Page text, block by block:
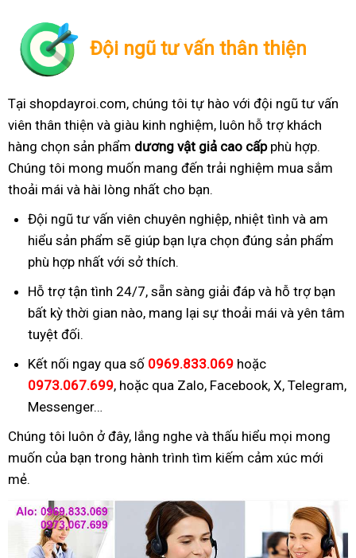
Đội ngũ tư vấn thân thiện
Tại shopdayroi.com, chúng tôi tự hào với đội ngũ tư vấn
viên thân thiện và giàu kinh nghiệm, luôn hỗ trợ khách
hàng chọn sản phẩm dương vật giả cao cấpphù hợp.
Chúng tôi mong muốn mang đến trải nghiệm mua sắm
thoải mái và hài lòng nhất cho bạn.
Đội ngũ tư vấn viên chuyên nghiệp, nhiệt tình và am
hiểu sản phẩm sẽ giúp bạn lựa chọn đúng sản phẩm
phù hợp nhất với sở thích.
Hỗ trợ tận tình 24/7, sẵn sàng giải đáp và hỗ trợ bạn
bất kỳ thời gian nào, mang lại sự thoải mái và yên tâm
tuyệt đối.
Kết nối ngay qua số 0969.833.069 hoặc
0973.067.699, hoặc qua Zalo, Facebook, X, Telegram,
Messenger…
Chúng tôi luôn ở đây, lắng nghe và thấu hiểu mọi mong
muốn của bạn trong hành trình tìm kiếm cảm xúc mới
mẻ.